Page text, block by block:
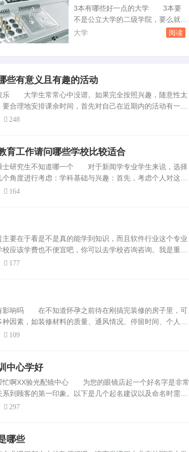
说姐姐我的四年吧。大一，慎重的选
择两三个社团，不要盲目，要自己喜
欢，要和里面的成员处得来，那样你
如题谢谢了
3本有哪些好一点的大学 3本要
不是公立大学的二级学院，要么就是
民办的学校要想上好点的，可以看看
什么不说的详细点谢谢 但一些知
名的三本重点院校可能包括：北京邮
电大学世纪学院：位于北京市，是经
教育部批准设...
大学 阅读
些有意义且有趣的活动
乐 大学生常常心中没谱。如果完全按照兴趣，随意性太
合理地安排课余时间，首先对自己在近期内的活动有一个
长远目标是什么，自己最迫切需要的是什么，各种活动对
248
育工作请问哪些学校比较适合
士研究生不知道哪一个 对于新闻学专业学生来说，选择
角度进行考虑：学科基础与兴趣：首先，考虑个人对这两
就业前景，法学专业的毕业生可以在律师事务所、企业法
164
在于看是不是真的能学到知识，而且软件行业这个专业
应该学费也不便宜吧，你可以去学校咨询咨询。我是重庆
我不知道好不好 作为重庆足下软件学院的学生，您对新
177
影响吗 在不知道怀孕之前待在刚搞完装修的房子里，可
因素，如装修材料的质量、通风情况、停留时间、个人体
材料环保达标，有害物质释放少，影响相对较小；反之，
109
中心学好
忙啊XX验光配镜中心 为您的眼镜店起一个好名字是非常
到顾客的第一印象。以下是几个起名建议以及命名时需要
”、“配镜”等词汇，以突出店铺的专业服务。例如，“XX验
297
哪些